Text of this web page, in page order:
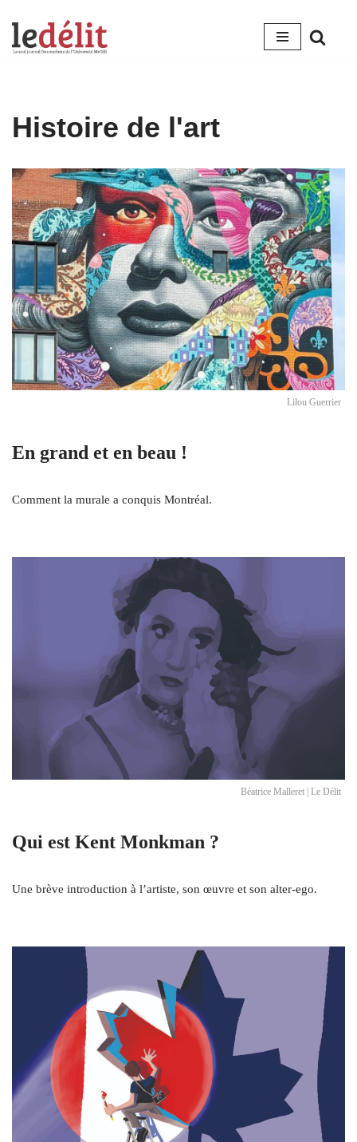
Aller
Histoire de l'art
Lilou Guerrier
En grand et en beau !
Comment la murale a conquis Montréal.
Béatrice Malleret | Le Délit
Qui est Kent Monkman ?
Une brève introduction à l’artiste, son œuvre et son alter-ego.